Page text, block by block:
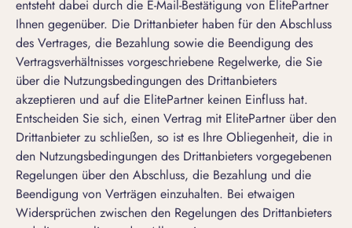
entsteht dabei durch die E-Mail-Bestätigung von ElitePartner
Ihnen gegenüber. Die Drittanbieter haben für den Abschluss
des Vertrages, die Bezahlung sowie die Beendigung des
Vertragsverhältnisses vorgeschriebene Regelwerke, die Sie
über die Nutzungsbedingungen des Drittanbieters
akzeptieren und auf die ElitePartner keinen Einfluss hat.
Entscheiden Sie sich, einen Vertrag mit ElitePartner über den
Drittanbieter zu schließen, so ist es Ihre Obliegenheit, die in
den Nutzungsbedingungen des Drittanbieters vorgegebenen
Regelungen über den Abschluss, die Bezahlung und die
Beendigung von Verträgen einzuhalten. Bei etwaigen
Widersprüchen zwischen den Regelungen des Drittanbieters